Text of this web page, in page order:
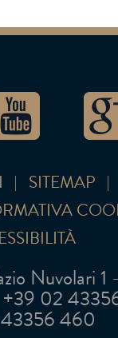
SITEMAP
Nuvolari
02 43356
460